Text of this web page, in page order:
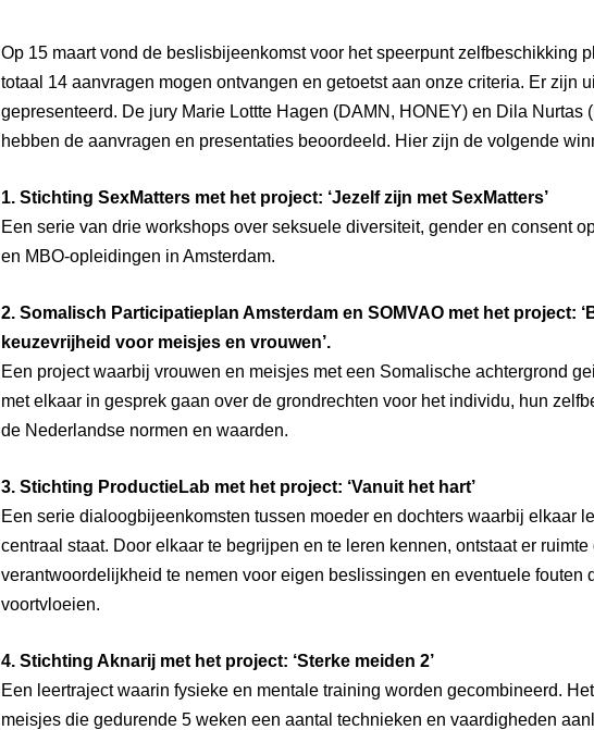
Op 15 maart vond de beslisbijeenkomst voor het speerpunt zelfbeschikking
totaal 14 aanvragen mogen ontvangen en getoetst aan onze criteria. Er zijn
gepresenteerd. De jury Marie Lottte Hagen (DAMN, HONEY) en Dila Nurtas
hebben de aanvragen en presentaties beoordeeld. Hier zijn de volgende
1. Stichting SexMatters met het project: ‘Jezelf zijn met SexMatters’
Een serie van drie workshops over seksuele diversiteit, gender en consent
en MBO-opleidingen in Amsterdam.
2. Somalisch Participatieplan Amsterdam en SOMVAO met het project:
keuzevrijheid voor meisjes en vrouwen’.
Een project waarbij vrouwen en meisjes met een Somalische achtergrond
met elkaar in gesprek gaan over de grondrechten voor het individu, hun
de Nederlandse normen en waarden.
3. Stichting ProductieLab met het project: ‘Vanuit het hart’
Een serie dialoogbijeenkomsten tussen moeder en dochters waarbij elkaar
centraal staat. Door elkaar te begrijpen en te leren kennen, ontstaat er ruimte
verantwoordelijkheid te nemen voor eigen beslissingen en eventuele fouten
voortvloeien.
4. Stichting Aknarij met het project: ‘Sterke meiden 2’
Een leertraject waarin fysieke en mentale training worden gecombineerd.
meisjes die gedurende 5 weken een aantal technieken en vaardigheden